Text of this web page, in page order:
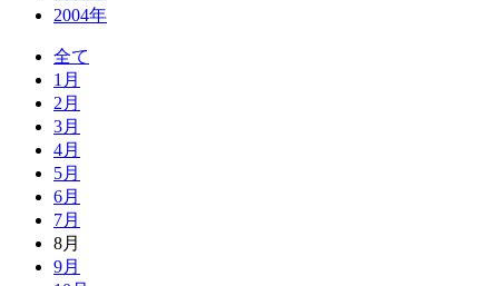
2004年
全て
1月
2月
3月
4月
5月
6月
7月
8月
9月